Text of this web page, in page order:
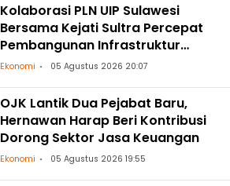
Kolaborasi PLN UIP Sulawesi
Bersama Kejati Sultra Percepat
Pembangunan Infrastruktur
Ketenagalistrikan
Ekonomi 05 Agustus 2026 20:07
OJK Lantik Dua Pejabat Baru,
Hernawan Harap Beri Kontribusi
Dorong Sektor Jasa Keuangan
Ekonomi 05 Agustus 2026 19:55